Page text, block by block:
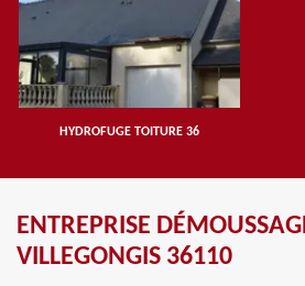
HYDROFUGE TOITURE 36
ENTREPRISE
VILLEGONGIS 36110